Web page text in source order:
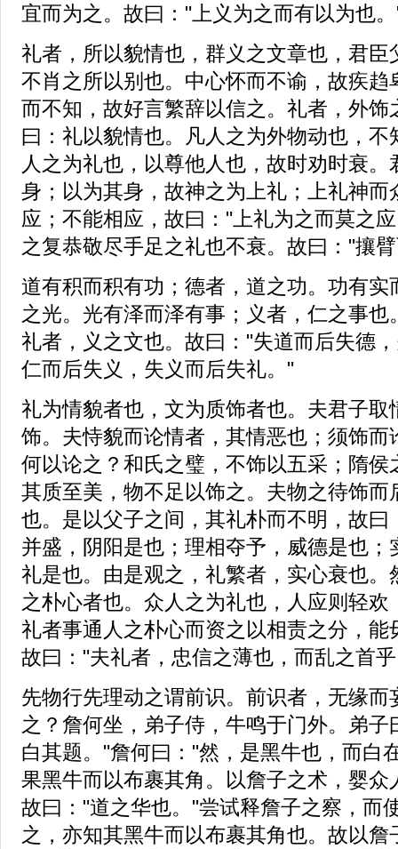
宜而为之。故曰："上义为之而有以为也
礼者，所以貌情也，群义之文章也，君臣
不肖之所以别也。中心怀而不谕，故疾趋
而不知，故好言繁辞以信之。礼者，外饰
曰：礼以貌情也。凡人之为外物动也，不
人之为礼也，以尊他人也，故时劝时衰
身；以为其身，故神之为上礼；上礼神而
应；不能相应，故曰："上礼为之而莫之
之复恭敬尽手足之礼也不衰。故曰："攘
道有积而积有功；德者，道之功。功有实
之光。光有泽而泽有事；义者，仁之事
礼者，义之文也。故曰："失道而后失德
仁而后失义，失义而后失礼。"
礼为情貌者也，文为质饰者也。夫君子取
饰。夫恃貌而论情者，其情恶也；须饰而
何以论之？和氏之璧，不饰以五采；隋侯
其质至美，物不足以饰之。夫物之待饰而
也。是以父子之间，其礼朴而不明，故曰
并盛，阴阳是也；理相夺予，威德是也；
礼是也。由是观之，礼繁者，实心衰也。
之朴心者也。众人之为礼也，人应则轻
礼者事通人之朴心而资之以相责之分，能
故曰："夫礼者，忠信之薄也，而乱之首
先物行先理动之谓前识。前识者，无缘而
之？詹何坐，弟子侍，牛鸣于门外。弟子
白其题。"詹何曰："然，是黑牛也，而白
果黑牛而以布裹其角。以詹子之术，婴众
故曰："道之华也。"尝试释詹子之察，而
之，亦知其黑牛而以布裹其角也。故以